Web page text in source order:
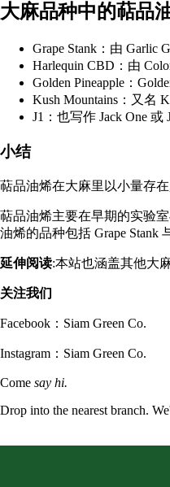
大麻品种中的萜品
Grape Stank：由 Garlic
Harlequin CBD：由
Golden Pineapple ：
Kush Mountains ：又名
J1 ：也写作 Jack One
小结
萜品油烯在大麻里以小量存
萜品油烯主要在早期的实验
油烯的品种包括 Grape Stank
延伸阅读:本站也涵盖其他大
关注我们
Facebook： Siam Green Co.
Instagram： Siam Green Co.
Come say hi.
Drop into the nearest branch.